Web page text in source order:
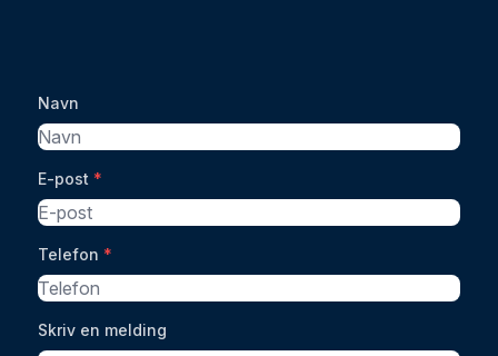
Navn
E-post *
Telefon *
Skriv en melding